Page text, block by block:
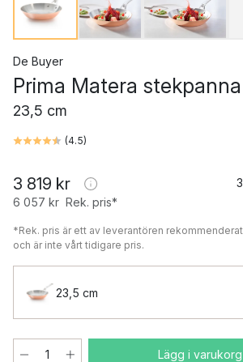
De Buyer
Prima Matera
23,5 cm
(4.5)
3 819 kr
6 057 kr Rek. pris*
*Rek. pris är ett av leverantören
och är inte vårt tidigare pris.
23,5 cm
Lägg i varukorg